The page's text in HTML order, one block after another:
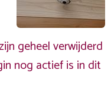
geheel verwijderd
nog actief is in dit